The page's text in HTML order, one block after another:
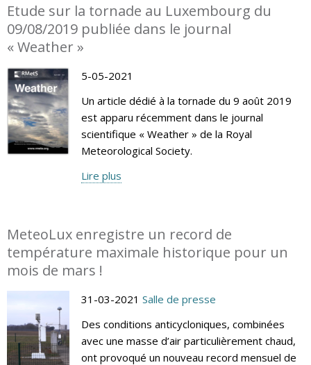
Etude sur la tornade au Luxembourg du
09/08/2019 publiée dans le journal
« Weather »
5-05-2021
Un article dédié à la tornade du 9 août 2019
est apparu récemment dans le journal
scientifique « Weather » de la Royal
Meteorological Society.
Lire plus
MeteoLux enregistre un record de
température maximale historique pour un
mois de mars !
31-03-2021 Salle de presse
Des conditions anticycloniques, combinées
avec une masse d’air particulièrement chaud,
ont provoqué un nouveau record mensuel de